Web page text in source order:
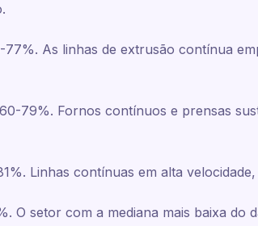
As linhas de extrusão contínua
79%. Fornos contínuos e prensas
Linhas contínuas em alta
O setor com a mediana mais baixa do